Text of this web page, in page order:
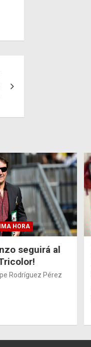
HORA
seguirá al
Rodríguez Pérez